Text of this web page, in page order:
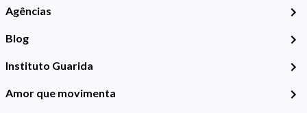
Agências
Blog
Instituto Guarida
Amor que movimenta